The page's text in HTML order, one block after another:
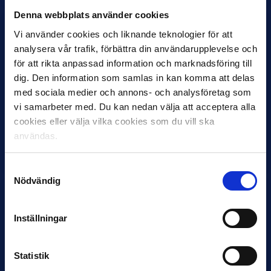
Denna webbplats använder cookies
Vi använder cookies och liknande teknologier för att
analysera vår trafik, förbättra din användarupplevelse och
för att rikta anpassad information och marknadsföring till
dig. Den information som samlas in kan komma att delas
med sociala medier och annons- och analysföretag som
vi samarbeter med. Du kan nedan välja att acceptera alla
cookies eller välja vilka cookies som du vill ska
användas.
Nödvändig
Inställningar
Statistik
12 JUNI
Favorit i repris för Sirius i maj
Samma vinnare som i…
VM-spelare med förflutet i Allsvenskan